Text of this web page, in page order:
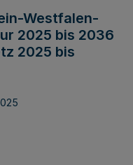
Westfalen-
2025 bis 2036
2025 bis